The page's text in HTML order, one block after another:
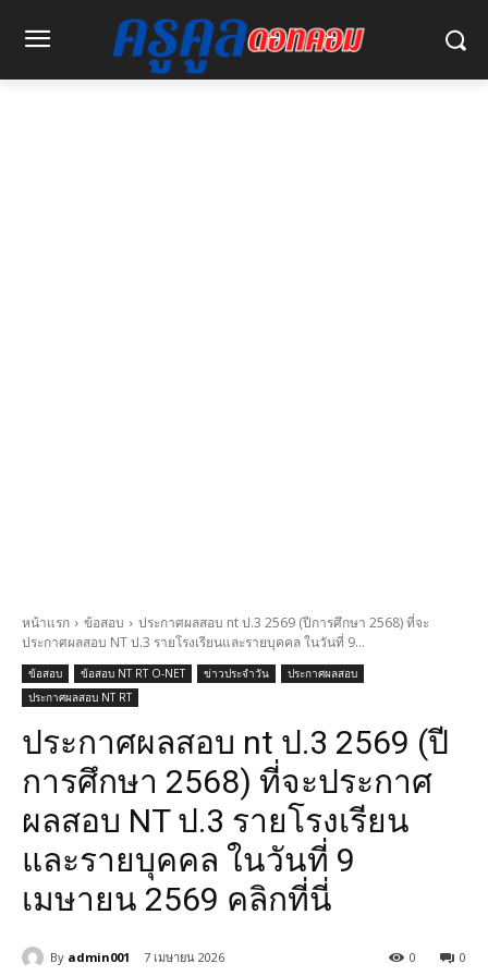
หน้าแรก ข้อสอบ
ประกาศผลสอบ nt ป.3 2569 (ปีการศึกษา 2568) ที่จะ
ประกาศผลสอบ NT ป.3 รายโรงเรียนและรายบุคคล ในวันที่ 9...
ข้อสอบ ข้อสอบ NT RT O-NET ข่าวประจำวัน
ประกาศผลสอบ
ประกาศผลสอบ NT RT
ประกาศผลสอบ nt ป.3 2569 (ปี
การศึกษา 2568) ที่จะประกาศ
ผลสอบ NT ป.3 รายโรงเรียน
และรายบุคคล ในวันที่ 9
เมษายน 2569 คลิกที่นี่
By admin001 7 เมษายน 2026 0
0